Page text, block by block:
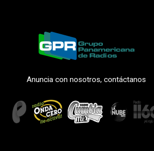
Anuncia con nosotros, contáctanos